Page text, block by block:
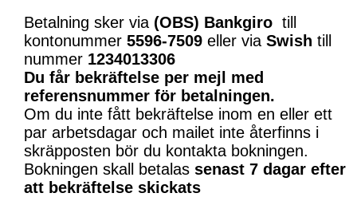
Betalning sker via (OBS) Bankgiro till
kontonummer 5596-7509 eller via Swish till
nummer 1234013306
Du får bekräftelse per mejl med
referensnummer för betalningen.
Om du inte fått bekräftelse inom en eller ett
par arbetsdagar och mailet inte återfinns i
skräpposten bör du kontakta bokningen.
Bokningen skall betalas senast 7 dagar efter
att bekräftelse skickats